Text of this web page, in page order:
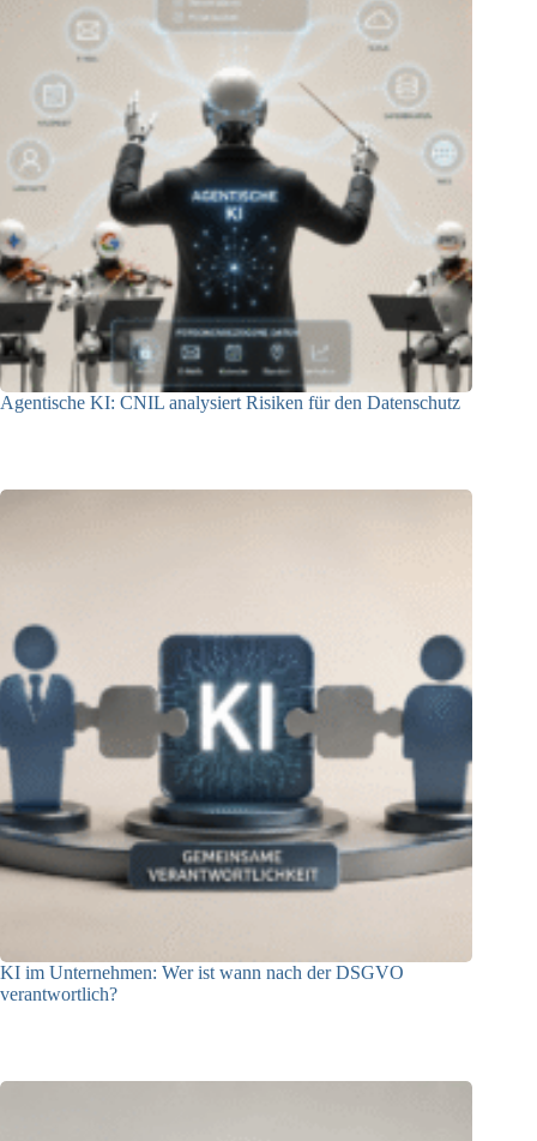
Agentische KI: CNIL analysiert Risiken für den Datenschutz
KI im Unternehmen: Wer ist wann nach der DSGVO
verantwortlich?